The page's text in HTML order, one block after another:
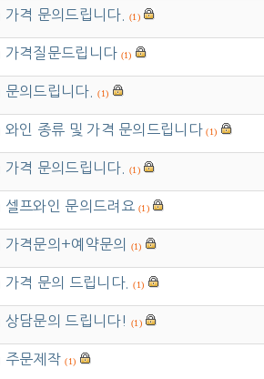
가격 문의드립니다. (1)
가격질문드립니다 (1)
문의드립니다. (1)
와인 종류 및 가격 문의드립니다 (1)
가격 문의드립니다. (1)
셀프와인 문의드려요 (1)
가격문의+예약문의 (1)
가격 문의 드립니다. (1)
상담문의 드립니다! (1)
주문제작 (1)